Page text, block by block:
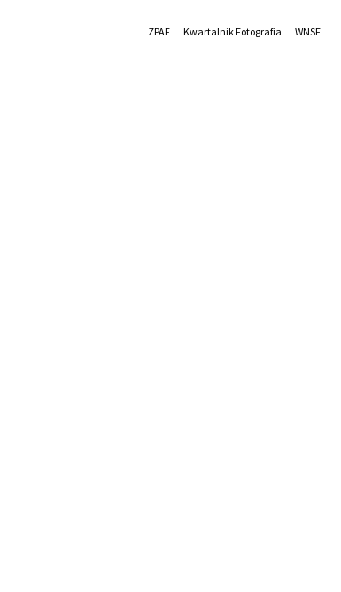
ZPAF Kwartalnik Fotografia WNSF